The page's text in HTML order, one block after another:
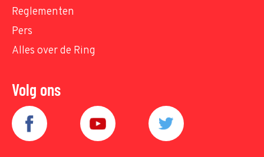
Reglementen
Pers
Alles over de Ring
Volg ons